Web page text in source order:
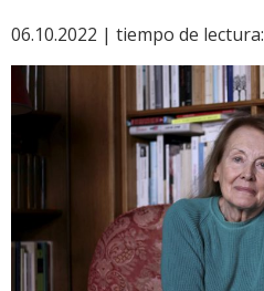
06.10.2022 | tiempo de lectura: